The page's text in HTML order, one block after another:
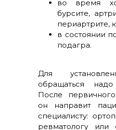
во время
бурсите,
периартрите,
в состоянии
подагра.
Для
обращаться
После
он направит
специалисту:
ревматологу или